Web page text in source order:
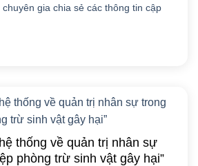
gia chia sẻ các thông tin cập
thống về quản trị nhân sự
phòng trừ sinh vật gây hại”